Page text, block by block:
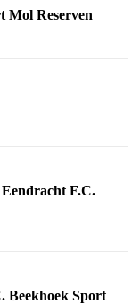
Mol Reserven
F.C.
Beekhoek Sport